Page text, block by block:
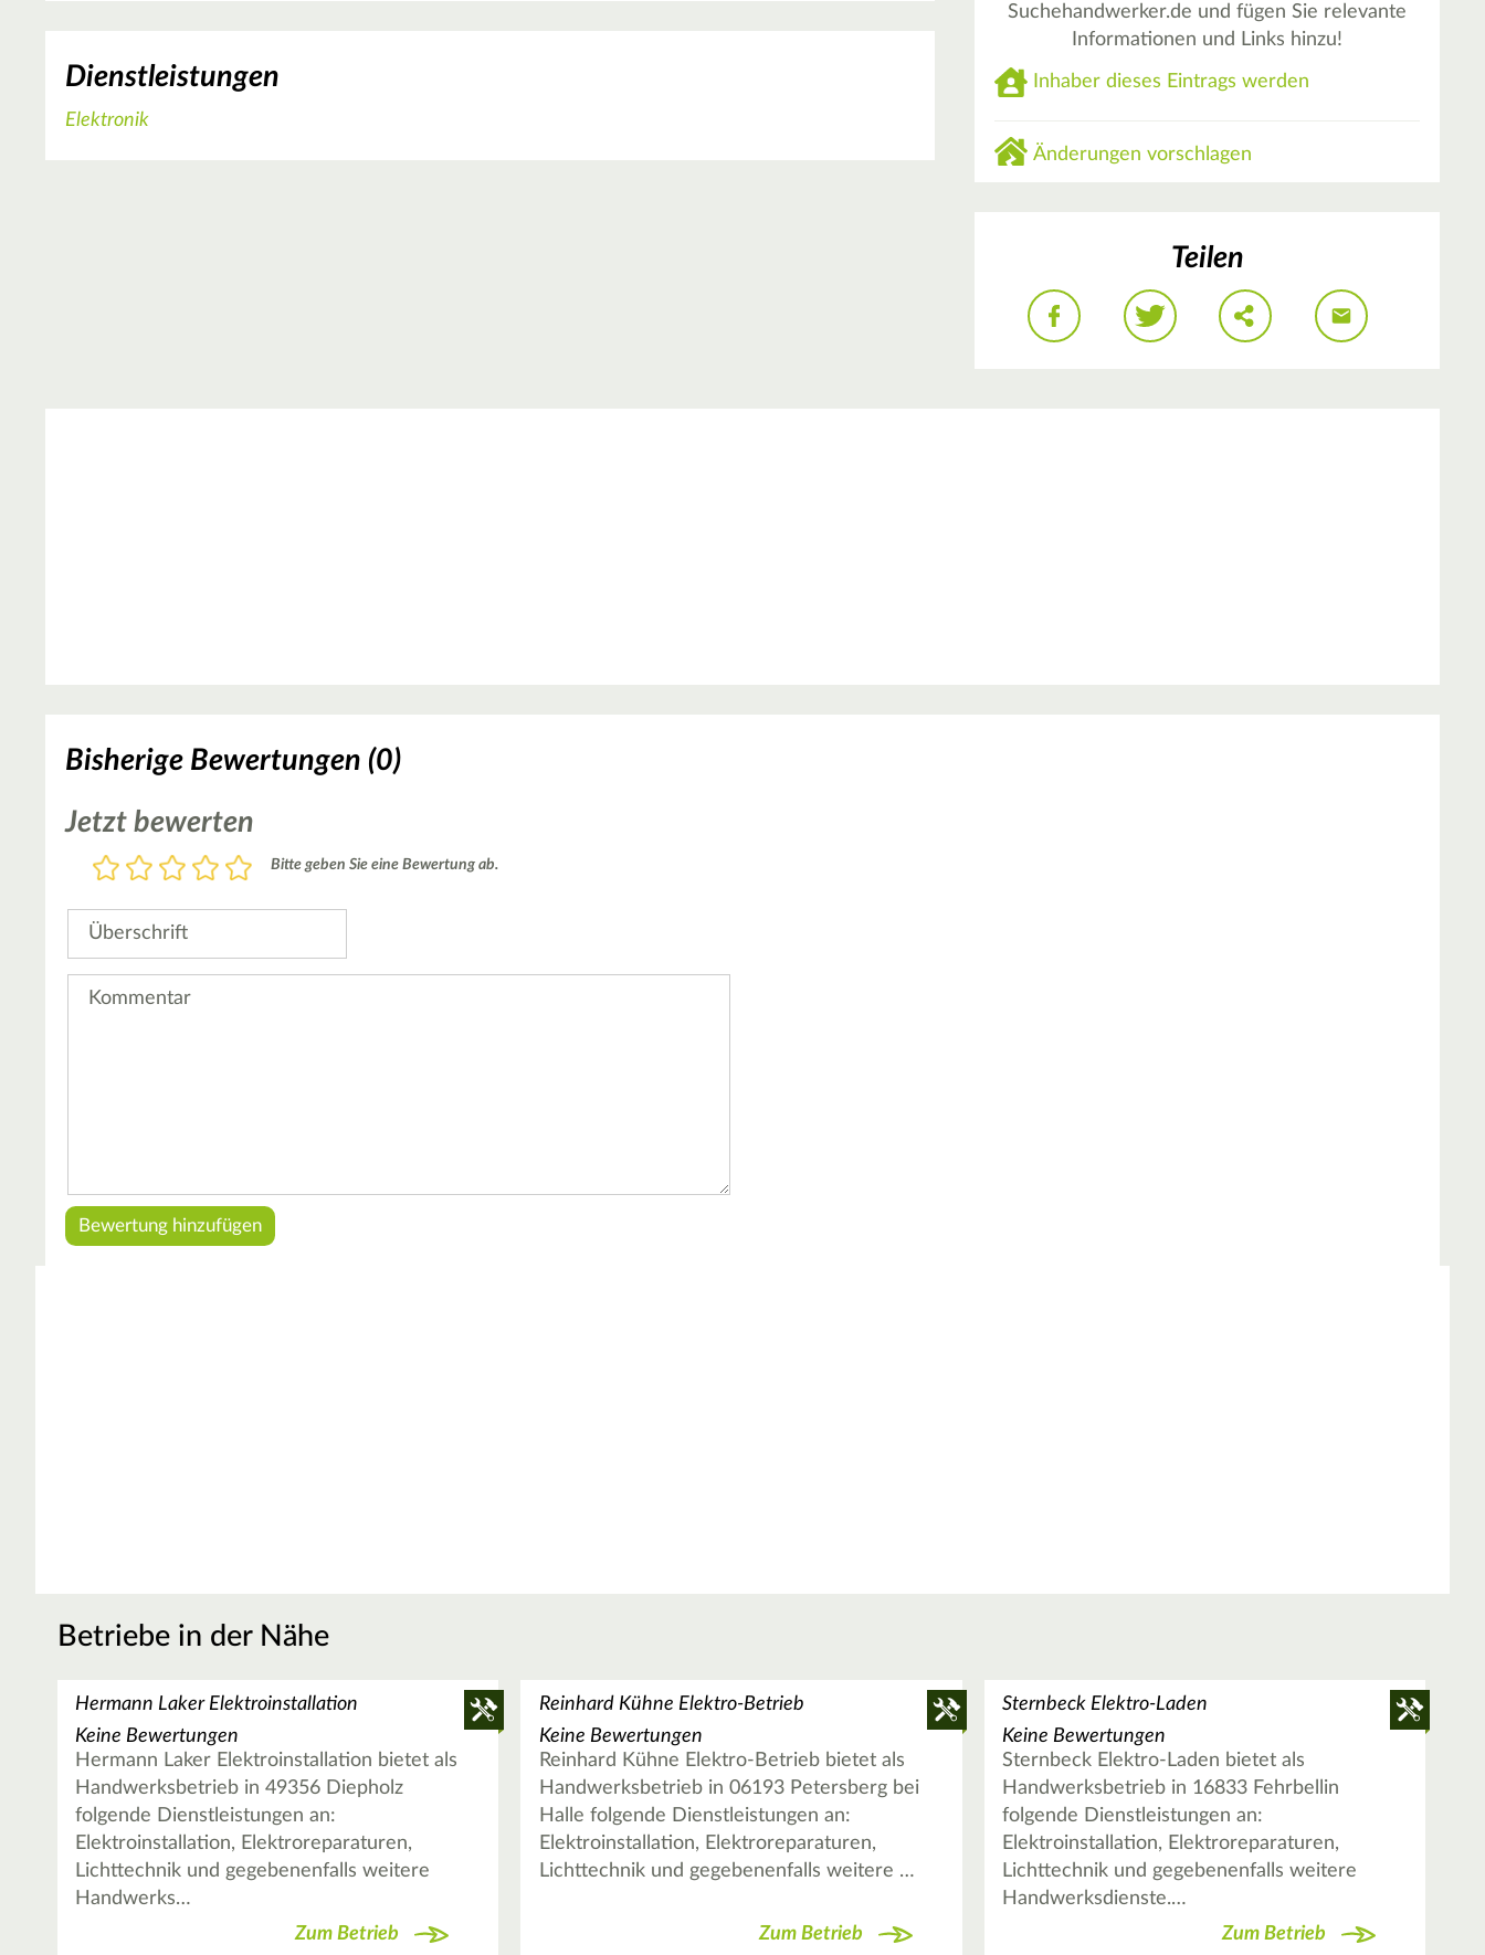
Dienstleistungen
Elektronik
Suchehandwerker.de und fügen Sie relevante
Informationen und Links hinzu!
Inhaber dieses Eintrags werden
Änderungen vorschlagen
Teilen
Bisherige Bewertungen (0)
Jetzt bewerten
Bewertung
5
4
3
2
1
Bitte geben Sie eine Bewertung ab.
Überschrift
Betriebe in der Nähe
Hermann Laker Elektroinstallation
Keine Bewertungen
Hermann Laker Elektroinstallation bietet als
Handwerksbetrieb in 49356 Diepholz
folgende Dienstleistungen an:
Elektroinstallation, Elektroreparaturen,
Lichttechnik und gegebenenfalls weitere
Handwerks…
Zum Betrieb
Reinhard Kühne Elektro-Betrieb
Keine Bewertungen
Reinhard Kühne Elektro-Betrieb bietet als
Handwerksbetrieb in 06193 Petersberg bei
Halle folgende Dienstleistungen an:
Elektroinstallation, Elektroreparaturen,
Lichttechnik und gegebenenfalls weitere …
Zum Betrieb
Sternbeck Elektro-Laden
Keine Bewertungen
Sternbeck Elektro-Laden bietet als
Handwerksbetrieb in 16833 Fehrbellin
folgende Dienstleistungen an:
Elektroinstallation, Elektroreparaturen,
Lichttechnik und gegebenenfalls weitere
Handwerksdienste.…
Zum Betrieb